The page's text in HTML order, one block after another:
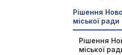
Рішення
міської ради
Рішення
міської